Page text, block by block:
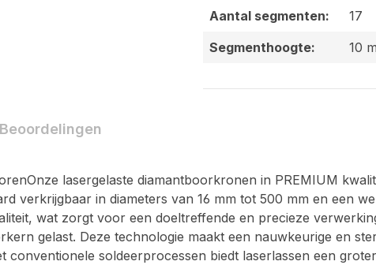
Aantal segmenten:
17
Segmenthoogte:
10
lasergelaste diamantboorkronen in PREMIUM
verkrijgbaar in diameters van 16 mm tot 500 mm en een
wat zorgt voor een doeltreffende en precieze
gelast. Deze technologie maakt een nauwkeurige en
soldeerprocessen biedt laserlassen een